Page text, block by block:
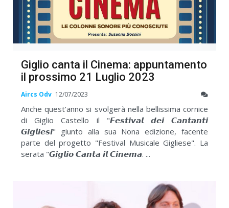
Giglio canta il Cinema: appuntamento
il prossimo 21 Luglio 2023
Aircs Odv 12/07/2023
Anche quest’anno si svolgerà nella bellissima cornice
di Giglio Castello il "𝙁𝙚𝙨𝙩𝙞𝙫𝙖𝙡 𝙙𝙚𝙞 𝘾𝙖𝙣𝙩𝙖𝙣𝙩𝙞
𝙂𝙞𝙜𝙡𝙞𝙚𝙨𝙞" giunto alla sua Nona edizione, facente
parte del progetto "Festival Musicale Gigliese". La
serata "𝙂𝙞𝙜𝙡𝙞𝙤 𝘾𝙖𝙣𝙩𝙖 𝙞𝙡 𝘾𝙞𝙣𝙚𝙢𝙖. ...